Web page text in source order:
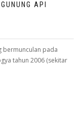
API
bermunculan pada
tahun 2006 (sekitar